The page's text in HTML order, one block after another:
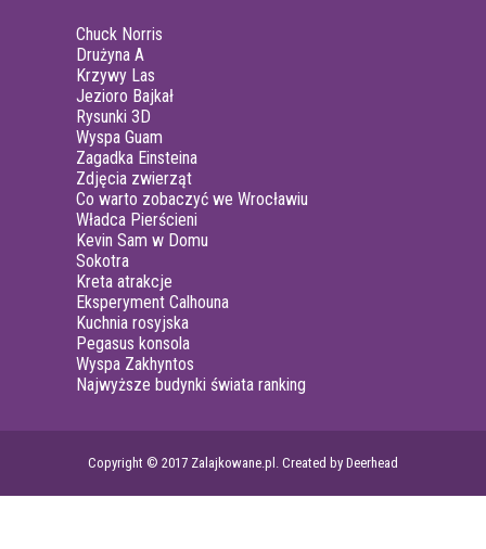
Chuck Norris
Drużyna A
Krzywy Las
Jezioro Bajkał
Rysunki 3D
Wyspa Guam
Zagadka Einsteina
Zdjęcia zwierząt
Co warto zobaczyć we Wrocławiu
Władca Pierścieni
Kevin Sam w Domu
Sokotra
Kreta atrakcje
Eksperyment Calhouna
Kuchnia rosyjska
Pegasus konsola
Wyspa Zakhyntos
Najwyższe budynki świata ranking
Copyright © 2017 Zalajkowane.pl. Created by Deerhead